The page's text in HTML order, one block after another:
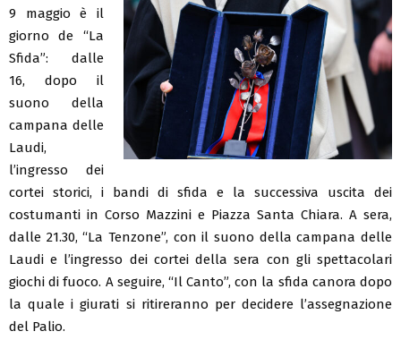
9 maggio è il
giorno de “La
Sfida”: dalle
16, dopo il
suono della
campana delle
Laudi,
l’ingresso dei
cortei storici, i bandi di sfida e la successiva uscita dei
costumanti in Corso Mazzini e Piazza Santa Chiara. A sera,
dalle 21.30, “La Tenzone”, con il suono della campana delle
Laudi e l’ingresso dei cortei della sera con gli spettacolari
giochi di fuoco. A seguire, “Il Canto”, con la sfida canora dopo
la quale i giurati si ritireranno per decidere l’assegnazione
del Palio.